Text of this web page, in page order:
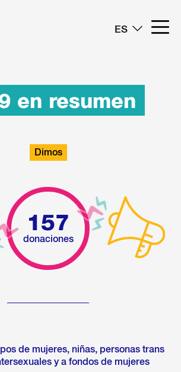
ES
en resumen
Dimos
157
donaciones
de mujeres, niñas, personas trans
y a fondos de mujeres